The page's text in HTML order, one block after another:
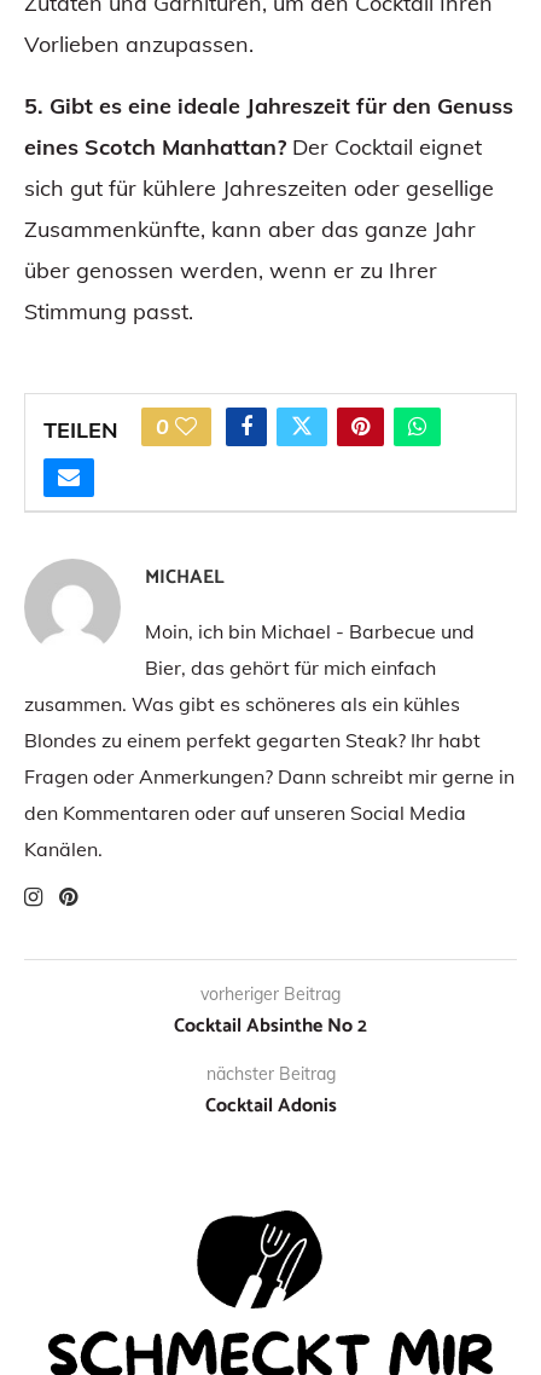
Vorlieben anzupassen.
5. Gibt es eine ideale Jahreszeit für den Genuss
eines Scotch Manhattan? Der Cocktail eignet
sich gut für kühlere Jahreszeiten oder gesellige
Zusammenkünfte, kann aber das ganze Jahr
über genossen werden, wenn er zu Ihrer
Stimmung passt.
TEILEN 0
MICHAEL
Moin, ich bin Michael - Barbecue und
Bier, das gehört für mich einfach
zusammen. Was gibt es schöneres als ein kühles
Blondes zu einem perfekt gegarten Steak? Ihr habt
Fragen oder Anmerkungen? Dann schreibt mir gerne in
den Kommentaren oder auf unseren Social Media
Kanälen.
vorheriger Beitrag
Cocktail Absinthe No 2
nächster Beitrag
Cocktail Adonis